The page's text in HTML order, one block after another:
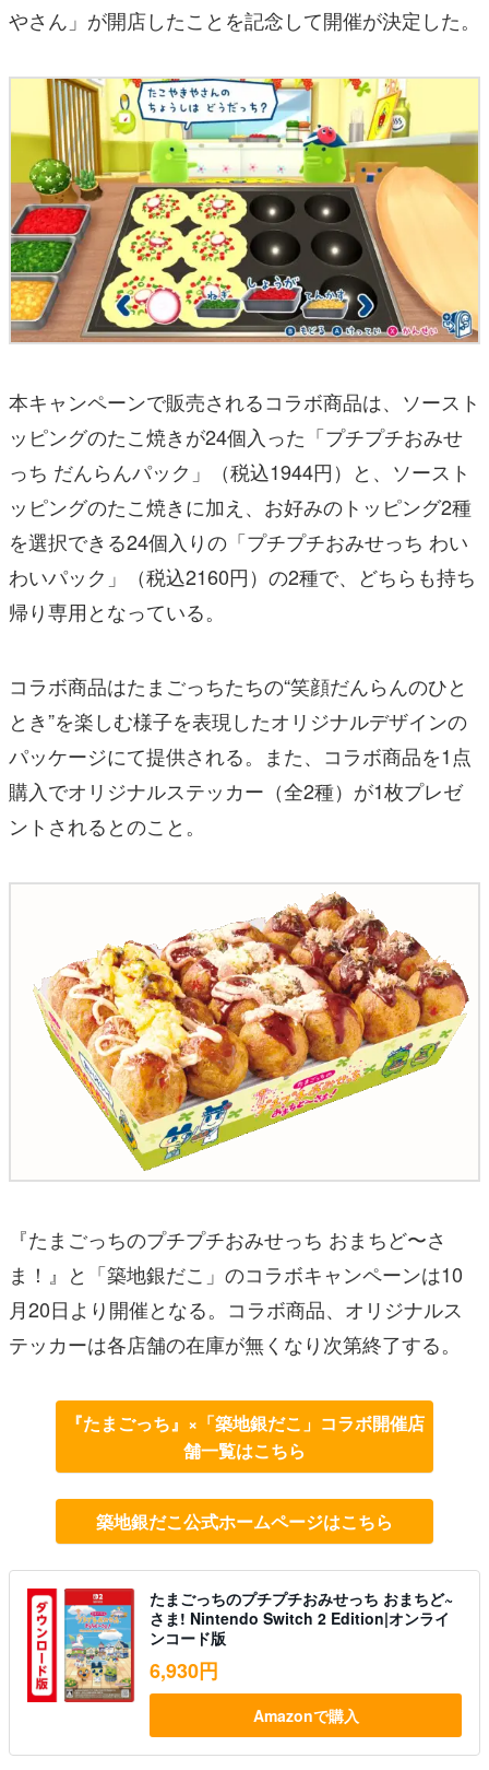
やさん」が開店したことを記念して開催が決定した。
本キャンペーンで販売されるコラボ商品は、ソースト
ッピングのたこ焼きが24個入った「プチプチおみせ
っち だんらんパック」（税込1944円）と、ソースト
ッピングのたこ焼きに加え、お好みのトッピング2種
を選択できる24個入りの「プチプチおみせっち わい
わいパック」（税込2160円）の2種で、どちらも持ち
帰り専用となっている。
コラボ商品はたまごっちたちの“笑顔だんらんのひと
とき”を楽しむ様子を表現したオリジナルデザインの
パッケージにて提供される。また、コラボ商品を1点
購入でオリジナルステッカー（全2種）が1枚プレゼ
ントされるとのこと。
『たまごっちのプチプチおみせっち おまちど〜さ
ま！』と「築地銀だこ」のコラボキャンペーンは10
月20日より開催となる。コラボ商品、オリジナルス
テッカーは各店舗の在庫が無くなり次第終了する。
『たまごっち』×「築地銀だこ」コラボ開催店
舗一覧はこちら
築地銀だこ公式ホームページはこちら
たまごっちのプチプチおみせっち おまちど~
さま! Nintendo Switch 2 Edition|オンライ
ンコード版
6,930円
Amazonで購入